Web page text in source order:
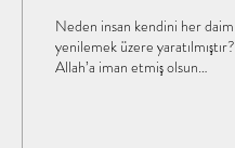
Neden insan kendini her daim
yenilemek üzere yaratılmıştır?
Allah’a iman etmiş olsun